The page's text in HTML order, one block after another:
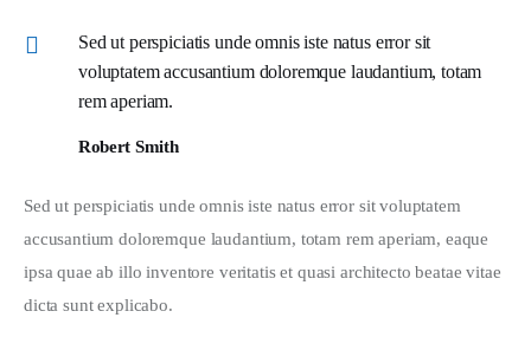
Sed ut perspiciatis unde omnis iste natus error sit
voluptatem accusantium doloremque laudantium, totam
rem aperiam.
Robert Smith
Sed ut perspiciatis unde omnis iste natus error sit voluptatem
accusantium doloremque laudantium, totam rem aperiam, eaque
ipsa quae ab illo inventore veritatis et quasi architecto beatae vitae
dicta sunt explicabo.